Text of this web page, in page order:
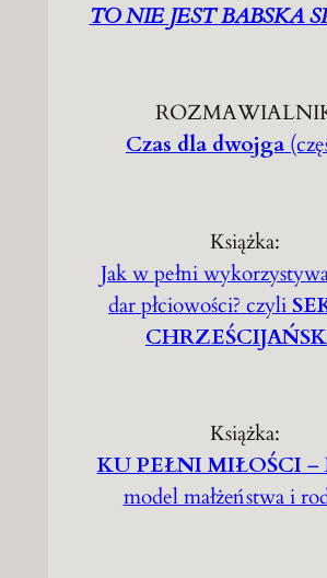
TO NIE JEST BABSKA
Czas dla dwojga
Książka:
Jak w pełni
dar płciowości? czyli
Książka:
KU PEŁNI MIŁOŚCI–
model małżeństwa i